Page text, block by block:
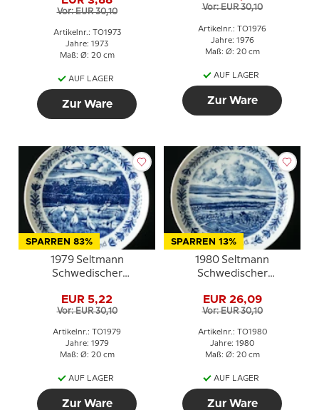
Vor: EUR 30,10
Artikelnr.: TO1973
Jahre: 1973
Maß: Ø: 20 cm
AUF LAGER
Zur Ware
Vor: EUR 30,10
Artikelnr.: TO1976
Jahre: 1976
Maß: Ø: 20 cm
AUF LAGER
Zur Ware
SPARREN 83%
1979 Seltmann
Schwedischer
Västergötland
EUR 5,22
Vor: EUR 30,10
Artikelnr.: TO1979
Jahre: 1979
Maß: Ø: 20 cm
AUF LAGER
Zur Ware
SPARREN 13%
1980 Seltmann
Schwedischer
Jämtland
EUR 26,09
Vor: EUR 30,10
Artikelnr.: TO1980
Jahre: 1980
Maß: Ø: 20 cm
AUF LAGER
Zur Ware